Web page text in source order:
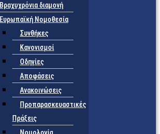
Βραχυχρόνια διαμονή
Ευρωπαϊκή Νομοθεσία
Συνθήκες
Κανονισμοί
Οδηγίες
Αποφάσεις
Ανακοινώσεις
Προπαρασκευαστικές
Πράξεις